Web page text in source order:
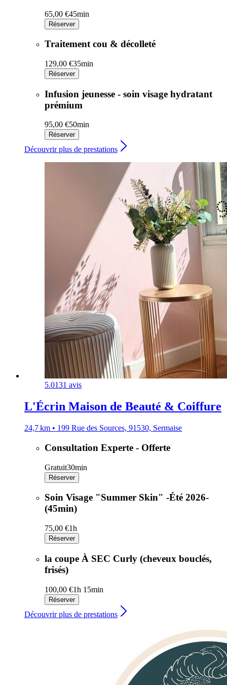
65,00 €45min
Réserver
Traitement cou & décolleté
129,00 €35min
Réserver
Infusion jeunesse - soin visage hydratant
prémium
95,00 €50min
Réserver
Découvrir plus de prestations
5.0131 avis
L'Écrin Maison de Beauté & Coiffure
24,7 km • 199 Rue des Sources, 91530, Sermaise
Consultation Experte - Offerte
Gratuit30min
Réserver
Soin Visage "Summer Skin" -Été 2026-
(45min)
75,00 €1h
Réserver
la coupe À SEC Curly (cheveux bouclés,
frisés)
100,00 €1h 15min
Réserver
Découvrir plus de prestations